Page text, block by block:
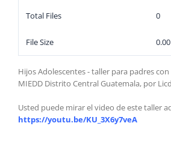
Total Files 0
File Size
Hijos Adolescentes - taller para padres
MIEDD Distrito Central Guatemala, por
Usted puede mirar el video de este taller
https://youtu.be/KU_3X6y7veA